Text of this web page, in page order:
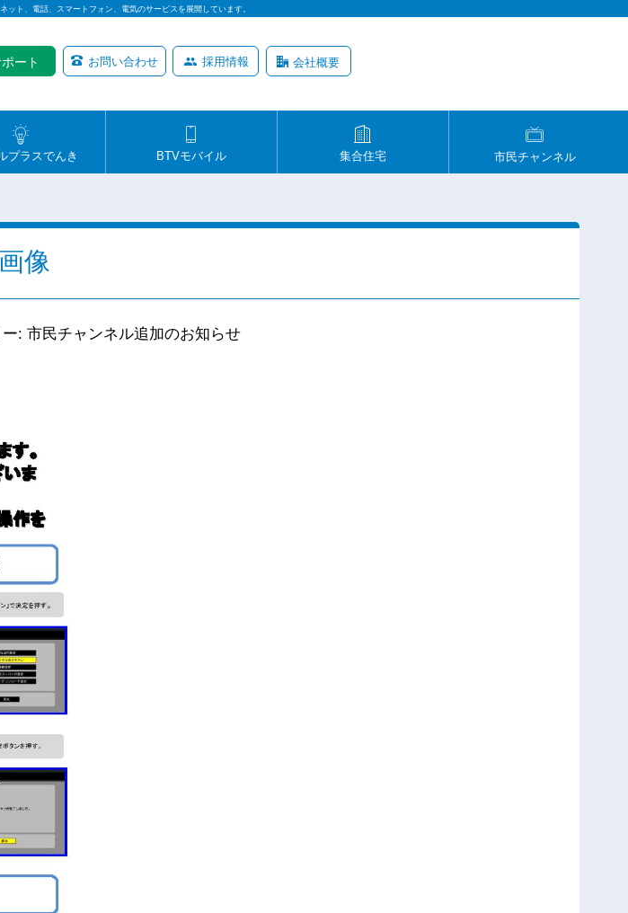
ット、電話、スマートフォン、電気のサービスを展開しています。
ート お問い合わせ 採用情報 会社概要
プラスでんき BTVモバイル 集合住宅 市民チャンネル
画像
: 市民チャンネル追加のお知らせ